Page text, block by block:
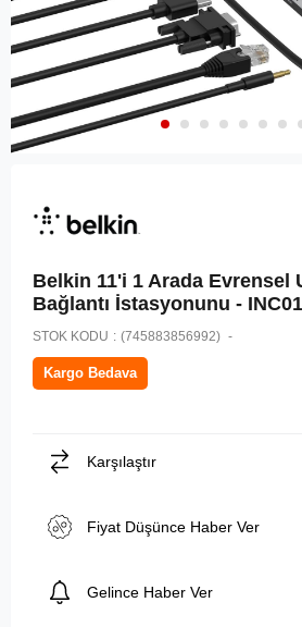
Belkin 11'i 1 Arada Evrensel
Bağlantı İstasyonunu -
STOK KODU (745883856992)
Kargo Bedava
Karşılaştır
Fiyat Düşünce Haber Ver
Gelince Haber Ver